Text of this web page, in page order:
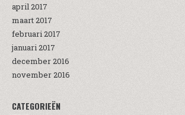
april 2017
maart 2017
februari 2017
januari 2017
december 2016
november 2016
CATEGORIEËN